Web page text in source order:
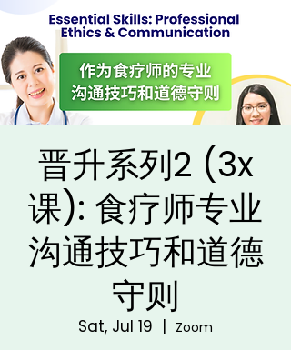
晋升系列2 (3x
课): 食疗师专业
沟通技巧和道德
守则
Sat, Jul 19
  |
Zoom